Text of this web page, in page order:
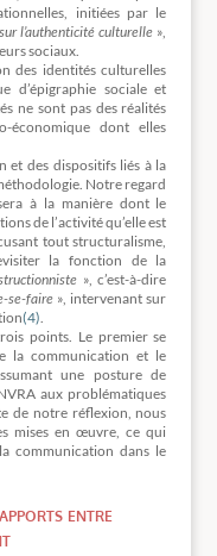
initiées par le
l’authenticité culturelle »,
sociaux.
des identités culturelles
d’épigraphie sociale et
ne sont pas des réalités
économique dont elles
et des dispositifs liés à la
Notre regard
à la manière dont le
de l’activité qu’elle est
tout structuralisme,
la fonction de la
», c’est-à-dire
se-faire », intervenant sur
(4)
points. Le premier se
la communication et le
une posture de
aux problématiques
de notre réflexion, nous
mises en œuvre, ce qui
communication dans le
entre